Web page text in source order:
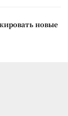
новые